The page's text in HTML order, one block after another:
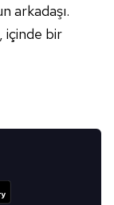
arkadaşı.
içinde bir